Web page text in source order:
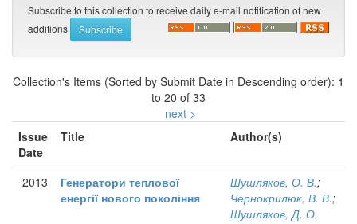
Subscribe to this collection to receive daily e-mail notification of new
additions
Collection's Items (Sorted by Submit Date in Descending order): 1
to 20 of 33
next >
Issue
Date
Title Author(s)
2013
Генератори теплової
енергії нового покоління
Шушляков, О. В.;
Чернокрилюк, В. В.;
Шушляков, Д. О.